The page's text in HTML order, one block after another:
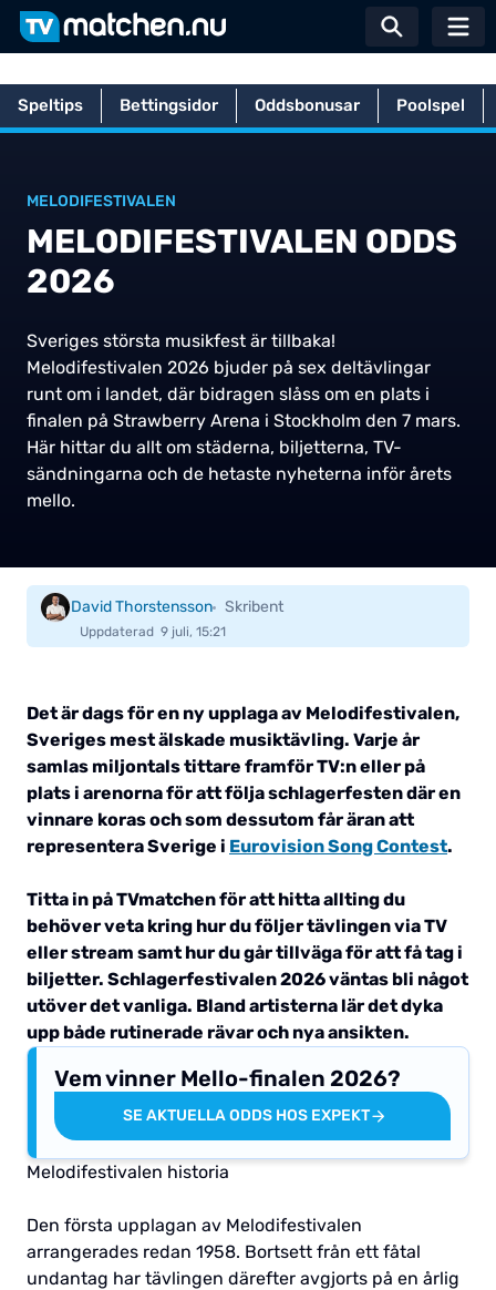
Växla
Speltips Bettingsidor Oddsbonusar Poolspel
Betting Odds-guider Melodifestivalen odds 2026
MELODIFESTIVALEN ODDS
2026
MELODIFESTIVALEN
Sveriges största musikfest är tillbaka!
Melodifestivalen 2026 bjuder på sex deltävlingar
runt om i landet, där bidragen slåss om en plats i
finalen på Strawberry Arena i Stockholm den 7 mars.
Här hittar du allt om städerna, biljetterna, TV-
sändningarna och de hetaste nyheterna inför årets
mello.
David Thorstensson Skribent
Uppdaterad 9 juli, 15:21
Det är dags för en ny upplaga av Melodifestivalen,
Sveriges mest älskade musiktävling. Varje år
samlas miljontals tittare framför TV:n eller på
plats i arenorna för att följa schlagerfesten där en
vinnare koras och som dessutom får äran att
representera Sverige i Eurovision Song Contest.
Titta in på TVmatchen för att hitta allting du
behöver veta kring hur du följer tävlingen via TV
eller stream samt hur du går tillväga för att få tag i
biljetter. Schlagerfestivalen 2026 väntas bli något
utöver det vanliga. Bland artisterna lär det dyka
upp både rutinerade rävar och nya ansikten.
Vem vinner Mello-finalen 2026?
SE AKTUELLA ODDS HOS EXPEKT
Melodifestivalen historia
Den första upplagan av Melodifestivalen
arrangerades redan 1958. Bortsett från ett fåtal
undantag har tävlingen därefter avgjorts på en årlig